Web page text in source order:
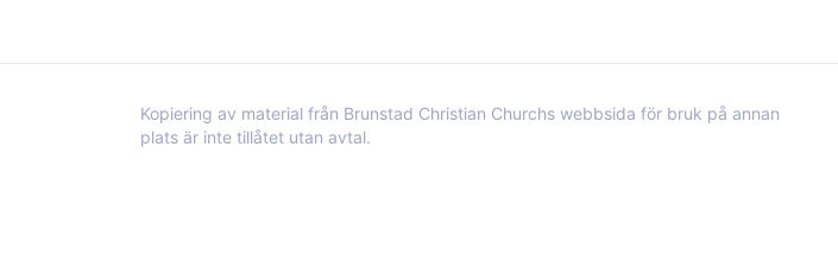
Kopiering av material från Brunstad Christian Churchs webbsida för bruk på annan
plats är inte tillåtet utan avtal.